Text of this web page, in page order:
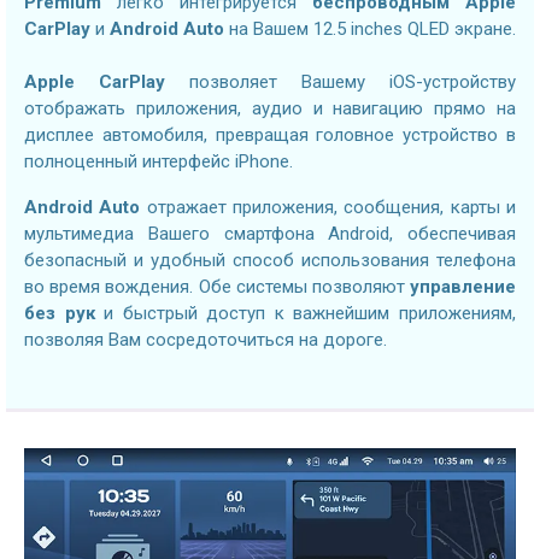
CarPlay и Android Auto на Вашем 12.5 inches QLED экране.
Apple CarPlay позволяет Вашему iOS-устройству
отображать приложения, аудио и навигацию прямо на
дисплее автомобиля, превращая головное устройство в
полноценный интерфейс iPhone.
Android Auto отражает приложения, сообщения, карты и
мультимедиа Вашего смартфона Android, обеспечивая
безопасный и удобный способ использования телефона
во время вождения. Обе системы позволяют управление
без руки быстрый доступ к важнейшим приложениям,
позволяя Вам сосредоточиться на дороге.